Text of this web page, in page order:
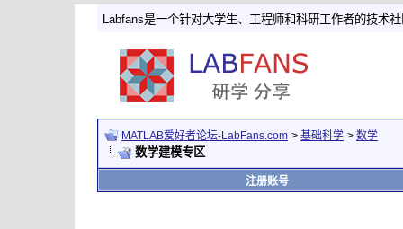
Labfans是一个针对大学生、工程师和科研工作者的技术社
MATLAB爱好者论坛-LabFans.com > 基础科学 > 数学
数学建模专区
注册账号